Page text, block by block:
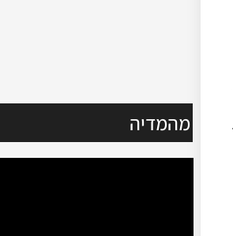
מהמדיה